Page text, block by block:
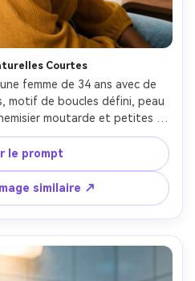
Courtes
femme de 34 ans avec de
motif de boucles défini, peau
moutarde et petites
plantes, lumière douce de
X-T5, 56mm f/1.2, pose
ambiance accueillante
boucles et baby hair, focus
chaud doux --ar 4:5
le prompt
similaire ↗